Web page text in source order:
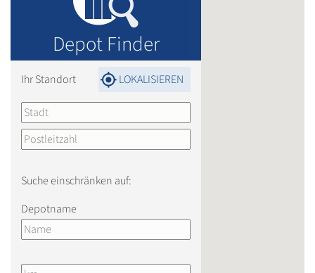
Depot Finder
Ihr Standort LOKALISIEREN
Suche einschränken auf:
Depotname